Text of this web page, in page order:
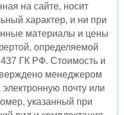
на сайте, носит
характер, и ни при
материалы и цены
определяемой
ГК РФ. Стоимость и
менеджером
почту или
указанный при